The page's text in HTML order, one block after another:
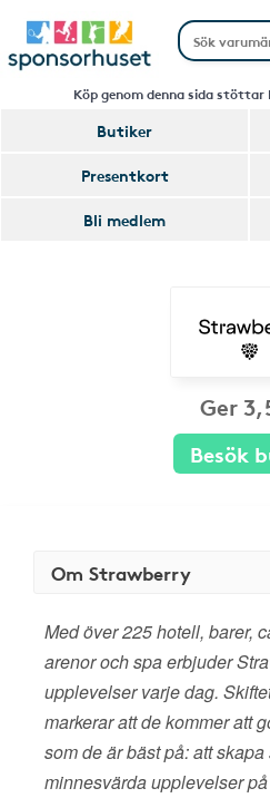
Köp genom denna sida
Butiker
Presentkort
Bli medlem
Ger
Besök
Om Strawberry
Med över 225 hotell, barer,
arenor och spa erbjuder
upplevelser varje dag.
markerar att de kommer att
som de är bäst på: att
minnesvärda upplevelser